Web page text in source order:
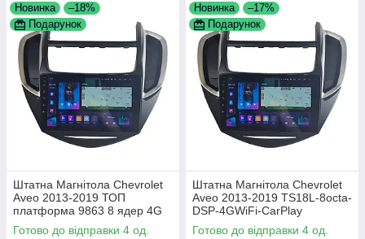
Новинка
–18%
Подарунок
Штатна Магнітола Chevrolet
Aveo 2013-2019 ТОП
платформа 9863 8 ядер 4G
DSP
Готово до відправки 4 од.
Новинка
–17%
Подарунок
Штатна Магнітола Chevrolet
Aveo 2013-2019 TS18L-8octa-
DSP-4GWiFi-CarPlay
Готово до відправки 4 од.